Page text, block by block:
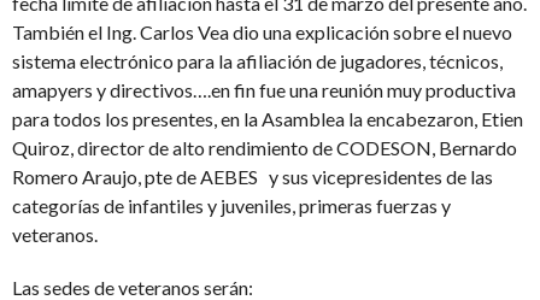
También el Ing. Carlos Vea dio una explicación sobre el nuevo
sistema electrónico para la afiliación de jugadores, técnicos,
amapyers y directivos….en fin fue una reunión muy productiva
para todos los presentes, en la Asamblea la encabezaron, Etien
Quiroz, director de alto rendimiento de CODESON, Bernardo
Romero Araujo, pte de AEBES y sus vicepresidentes de las
categorías de infantiles y juveniles, primeras fuerzas y
veteranos.
Las sedes de veteranos serán: